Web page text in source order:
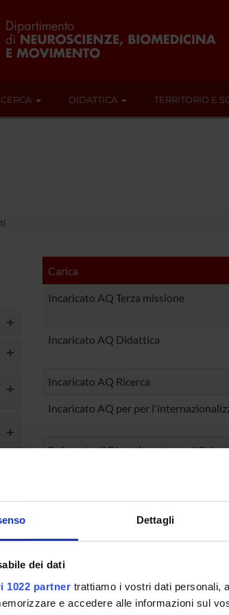
Dettagli
dei dati
1022 partner trattiamo i vostri dati personali,
e accedere alle informazioni sul
DIDATTICA TERRITORIO E
Carica
Incaricato AQ Terza missione
Incaricato AQ Didattica
Incaricato AQ Ricerca
Incaricato AQ per per
Referente di Dipartimento per
Referente Rete delle Università per lo
Refererente IRIS Ricerca e Terza
Referente di Dipartimento